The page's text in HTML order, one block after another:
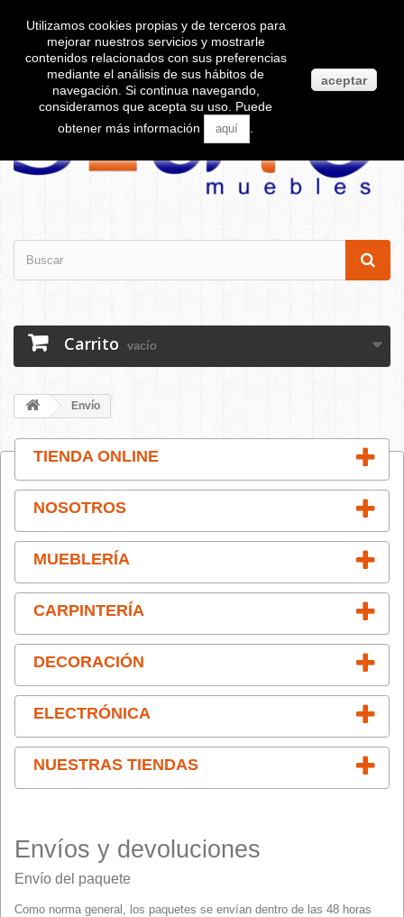
Contacte con nosotros
Carrito vacío
Envío
TIENDA ONLINE
NOSOTROS
MUEBLERÍA
CARPINTERÍA
DECORACIÓN
ELECTRÓNICA
NUESTRAS TIENDAS
Envíos y devoluciones
Envío del paquete
Como norma general, los paquetes se envían dentro de las 48 horas
Utilizamos cookies propias y de terceros para
mejorar nuestros servicios y mostrarle
contenidos relacionados con sus preferencias
mediante el análisis de sus hábitos de
navegación. Si continua navegando,
consideramos que acepta su uso. Puede
obtener más información
aquí
aceptar